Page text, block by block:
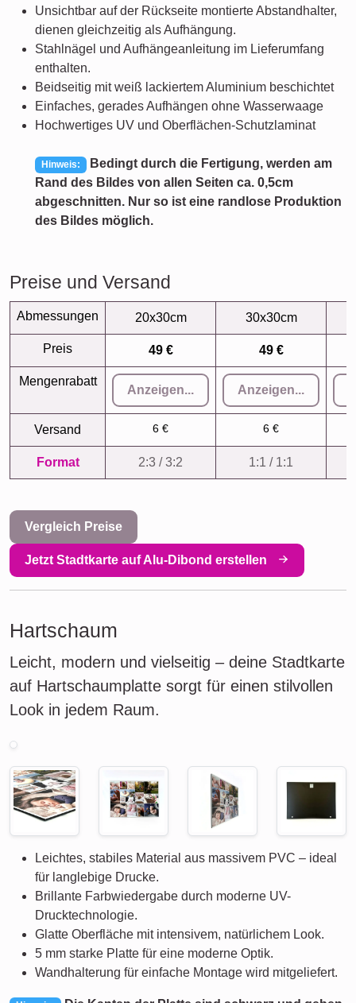
Unsichtbar auf der Rückseite montierte Abstandhalter,
dienen gleichzeitig als Aufhängung.
Stahlnägel und Aufhängeanleitung im Lieferumfang
enthalten.
Beidseitig mit weiß lackiertem Aluminium beschichtet
Einfaches, gerades Aufhängen ohne Wasserwaage
Hochwertiges UV und Oberflächen-Schutzlaminat
Hinweis:
Bedingt durch die Fertigung, werden am
Rand des Bildes von allen Seiten ca. 0,5cm
abgeschnitten. Nur so ist eine randlose Produktion
des Bildes möglich.
Preise und Versand
Abmessungen 20x30cm 30x30cm
Preis 49 € 49 €
Mengenrabatt
Anzeigen... Anzeigen...
Versand 6 € 6 €
Format 2:3 / 3:2 1:1 / 1:1
Vergleich Preise
Jetzt Stadtkarte auf Alu-Dibond erstellen
Hartschaum
Leicht, modern und vielseitig – deine Stadtkarte
auf Hartschaumplatte sorgt für einen stilvollen
Look in jedem Raum.
Leichtes, stabiles Material aus massivem PVC – ideal
für langlebige Drucke.
Brillante Farbwiedergabe durch moderne UV-
Drucktechnologie.
Glatte Oberfläche mit intensivem, natürlichem Look.
5 mm starke Platte für eine moderne Optik.
Wandhalterung für einfache Montage wird mitgeliefert.